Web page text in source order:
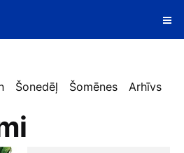
Šonedēļ Šomēnes Arhīvs